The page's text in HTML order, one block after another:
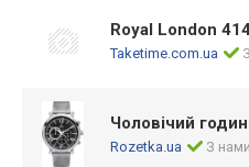
Royal London
Taketime.com.ua
Чоловічий
Rozetka.ua З